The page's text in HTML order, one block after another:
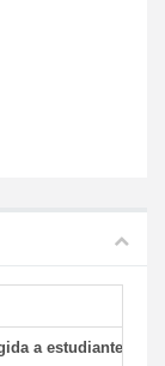
a estudiantes)